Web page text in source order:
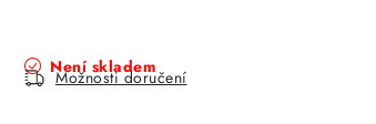
Není skladem
Možnosti doručení